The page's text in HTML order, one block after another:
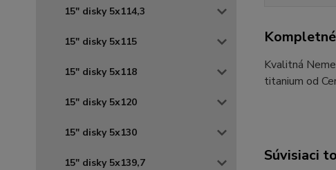
15" disky 5x114,3
15" disky 5x115
15" disky 5x118
15" disky 5x120
15" disky 5x130
15" disky 5x139,7
Kvalitná
titanium od
Súvisiaci